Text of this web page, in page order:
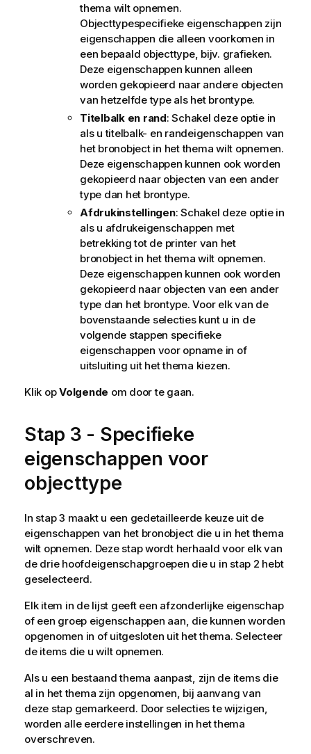
thema wilt opnemen.
Objecttypespecifieke eigenschappen zijn
eigenschappen die alleen voorkomen in
een bepaald objecttype, bijv. grafieken.
Deze eigenschappen kunnen alleen
worden gekopieerd naar andere objecten
van hetzelfde type als het brontype.
Titelbalk en rand: Schakel deze optie in
als u titelbalk- en randeigenschappen van
het bronobject in het thema wilt opnemen.
Deze eigenschappen kunnen ook worden
gekopieerd naar objecten van een ander
type dan het brontype.
Afdrukinstellingen: Schakel deze optie in
als u afdrukeigenschappen met
betrekking tot de printer van het
bronobject in het thema wilt opnemen.
Deze eigenschappen kunnen ook worden
gekopieerd naar objecten van een ander
type dan het brontype. Voor elk van de
bovenstaande selecties kunt u in de
volgende stappen specifieke
eigenschappen voor opname in of
uitsluiting uit het thema kiezen.
Klik opVolgende om door te gaan.
Stap 3 - Specifieke
eigenschappen voor
objecttype
In stap 3 maakt u een gedetailleerde keuze uit de
eigenschappen van het bronobject die u in het thema
wilt opnemen. Deze stap wordt herhaald voor elk van
de drie hoofdeigenschapgroepen die u in stap 2 hebt
geselecteerd.
Elk item in de lijst geeft een afzonderlijke eigenschap
of een groep eigenschappen aan, die kunnen worden
opgenomen in of uitgesloten uit het thema. Selecteer
de items die u wilt opnemen.
Als u een bestaand thema aanpast, zijn de items die
al in het thema zijn opgenomen, bij aanvang van
deze stap gemarkeerd. Door selecties te wijzigen,
worden alle eerdere instellingen in het thema
overschreven.